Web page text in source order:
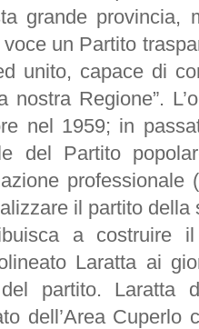
grande provincia,
un Partito
unito, capace di
nostra Regione”.
nel 1959; in
del Partito
professionale
il partito
a costruire
Laratta ai
partito. Laratta
dell’Area Cuperlo